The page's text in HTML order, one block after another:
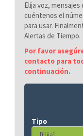
Elija voz,
cuéntenos el
para usar.
Alertas de Tiempo.
Por favor
contacto para
continuación.